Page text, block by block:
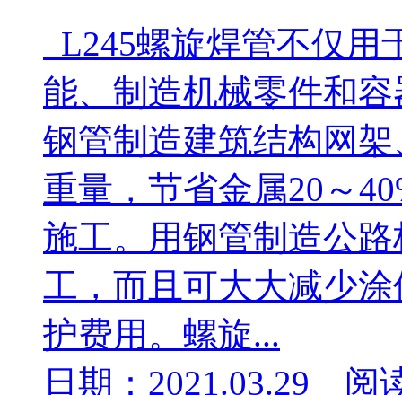
L245螺旋焊管不仅用
能、制造机械零件和
钢管制造建筑结构网
重量，节省金属20～
施工。用钢管制造公
工，而且可大大减少
护费用。螺旋...
日期：2021.03.29 阅